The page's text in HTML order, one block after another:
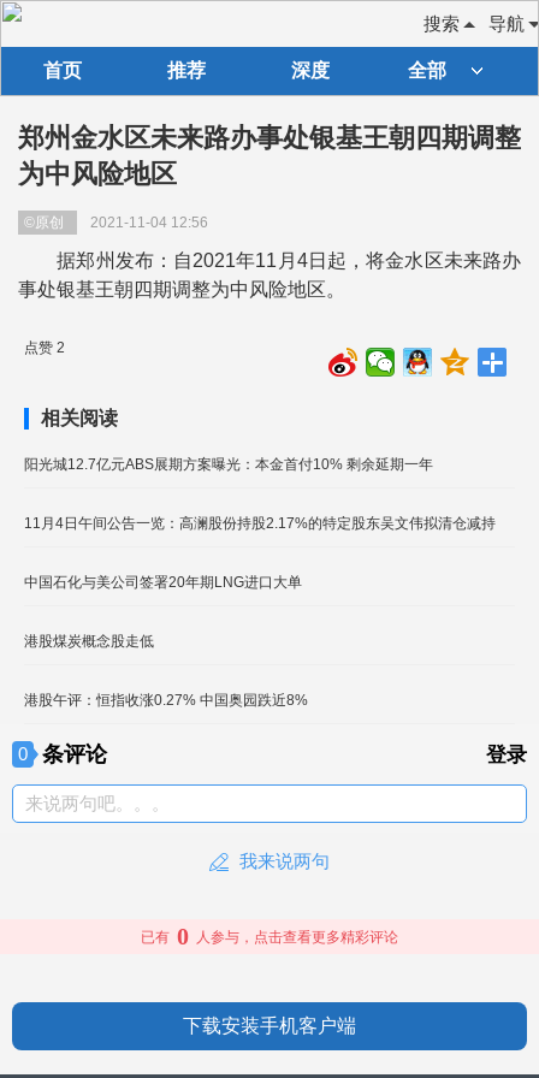
导航
搜索
首页 推荐 深度 全部
郑州金水区未来路办事处银基王朝四期调整
为中风险地区
©原创 2021-11-04 12:56
据郑州发布：自2021年11月4日起，将金水区未来路办
事处银基王朝四期调整为中风险地区。
点赞 2
相关阅读
阳光城12.7亿元ABS展期方案曝光：本金首付10% 剩余延期一年
11月4日午间公告一览：高澜股份持股2.17%的特定股东吴文伟拟清仓减持
中国石化与美公司签署20年期LNG进口大单
港股煤炭概念股走低
港股午评：恒指收涨0.27% 中国奥园跌近8%
0 条评论 登录
来说两句吧。。。
我来说两句
已有 0 人参与，点击查看更多精彩评论
下载安装手机客户端